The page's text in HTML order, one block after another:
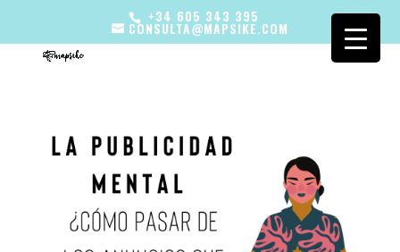
+34 605 343 395
CONSULTA@MAPSIKE.COM